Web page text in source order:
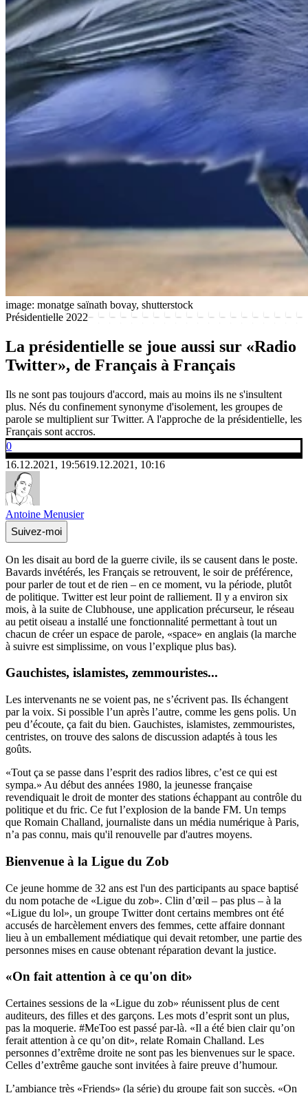
image: monatge saïnath bovay, shutterstock
Présidentielle 2022
La présidentielle se joue aussi sur «Radio
Twitter», de Français à Français
Ils ne sont pas toujours d'accord, mais au moins ils ne s'insultent
plus. Nés du confinement synonyme d'isolement, les groupes de
parole se multiplient sur Twitter. A l'approche de la présidentielle, les
Français sont accros.
0
16.12.2021, 19:5619.12.2021, 10:16
Antoine Menusier
Suivez-moi
On les disait au bord de la guerre civile, ils se causent dans le poste.
Bavards invétérés, les Français se retrouvent, le soir de préférence,
pour parler de tout et de rien – en ce moment, vu la période, plutôt
de politique. Twitter est leur point de ralliement. Il y a environ six
mois, à la suite de Clubhouse, une application précurseur, le réseau
au petit oiseau a installé une fonctionnalité permettant à tout un
chacun de créer un espace de parole, «space» en anglais (la marche
à suivre est simplissime, on vous l’explique plus bas).
Gauchistes, islamistes, zemmouristes...
Les intervenants ne se voient pas, ne s’écrivent pas. Ils échangent
par la voix. Si possible l’un après l’autre, comme les gens polis. Un
peu d’écoute, ça fait du bien. Gauchistes, islamistes, zemmouristes,
centristes, on trouve des salons de discussion adaptés à tous les
goûts.
«Tout ça se passe dans l’esprit des radios libres, c’est ce qui est
sympa.» Au début des années 1980, la jeunesse française
revendiquait le droit de monter des stations échappant au contrôle du
politique et du fric. Ce fut l’explosion de la bande FM. Un temps
que Romain Challand, journaliste dans un média numérique à Paris,
n’a pas connu, mais qu'il renouvelle par d'autres moyens.
Bienvenue à la Ligue du Zob
Ce jeune homme de 32 ans est l'un des participants au space baptisé
du nom potache de «Ligue du zob». Clin d’œil – pas plus – à la
«Ligue du lol», un groupe Twitter dont certains membres ont été
accusés de harcèlement envers des femmes, cette affaire donnant
lieu à un emballement médiatique qui devait retomber, une partie des
personnes mises en cause obtenant réparation devant la justice.
«On fait attention à ce qu'on dit»
Certaines sessions de la «Ligue du zob» réunissent plus de cent
auditeurs, des filles et des garçons. Les mots d’esprit sont un plus,
pas la moquerie. #MeToo est passé par-là. «Il a été bien clair qu’on
ferait attention à ce qu’on dit», relate Romain Challand. Les
personnes d’extrême droite ne sont pas les bienvenues sur le space.
Celles d’extrême gauche sont invitées à faire preuve d’humour.
L’ambiance très «Friends» (la série) du groupe fait son succès. «On